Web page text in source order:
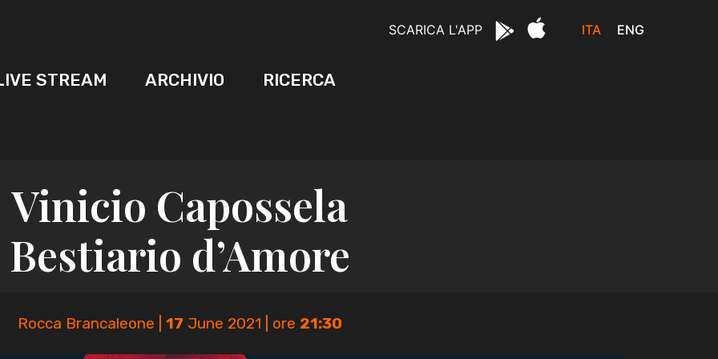
STREAM ARCHIVIO RICERCA
ITA ENG
SCARICA L'APP
Vinicio Capossela
Bestiario d’Amore
Rocca Brancaleone | 17 June 2021 | ore 21:30